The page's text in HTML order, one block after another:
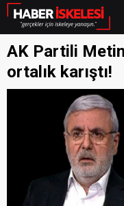
AK Partili
ortalık karıştı!